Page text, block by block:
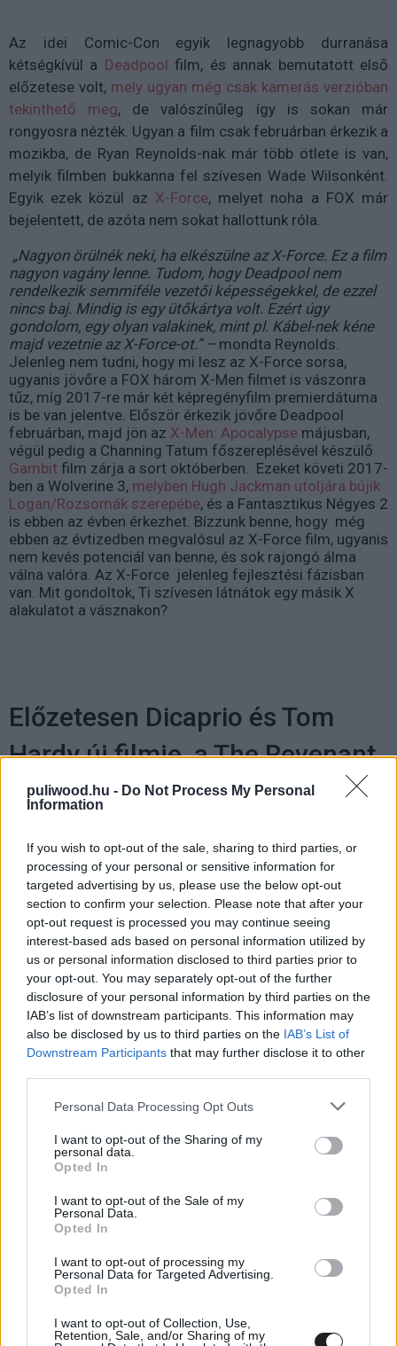
puliwood.hu - Do Not Process My Personal
Information
If you wish to opt-out of the sale, sharing to third parties, or
processing of your personal or sensitive information for
targeted advertising by us, please use the below opt-out
section to confirm your selection. Please note that after your
opt-out request is processed you may continue seeing
interest-based ads based on personal information utilized by
us or personal information disclosed to third parties prior to
your opt-out. You may separately opt-out of the further
disclosure of your personal information by third parties on the
IAB’s list of downstream participants. This information may
also be disclosed by us to third parties on the IAB’s List of
Downstream Participants that may further disclose it to other
Please note that this website/app uses one or more Google
not limited to your visit or usage behaviour. You may click to
grant or deny consent to Google and its third-party tags to
use your data for below specified purposes in below Google
consent section.
Personal Data Processing Opt Outs
I want to opt-out of the Sharing of my
personal data.
Opted In
I want to opt-out of the Sale of my
Personal Data.
Opted In
I want to opt-out of processing my
Personal Data for Targeted Advertising.
Opted In
I want to opt-out of Collection, Use,
Retention, Sale, and/or Sharing of my
Az idei Comic-Con egyik legnagyobb durranása
kétségkívül a Deadpool film, és annak bemutatott első
előzetese volt, mely ugyan még csak kamerás verzióban
tekinthető meg, de valószínűleg így is sokan már
rongyosra nézték. Ugyan a film csak februárban érkezik a
mozikba, de Ryan Reynolds-nak már több ötlete is van,
melyik filmben bukkanna fel szívesen Wade Wilsonként.
Egyik ezek közül az X-Force, melyet noha a FOX már
bejelentett, de azóta nem sokat hallottunk róla.
„Nagyon örülnék neki, ha elkészülne az X-Force. Ez a film
nagyon vagány lenne. Tudom, hogy Deadpool nem
rendelkezik semmiféle vezetői képességekkel, de ezzel
nincs baj. Mindig is egy ütőkártya volt. Ezért úgy
gondolom, egy olyan valakinek, mint pl. Kábel-nek kéne
majd vezetnie az X-Force-ot.” – mondta Reynolds.
Jelenleg nem tudni, hogy mi lesz az X-Force sorsa,
ugyanis jövőre a FOX három X-Men filmet is vászonra
tűz, míg 2017-re már két képregényfilm premierdátuma
is be van jelentve. Először érkezik jövőre Deadpool
februárban, majd jön az X-Men: Apocalypse májusban,
végül pedig a Channing Tatum főszereplésével készülő
Gambit film zárja a sort októberben. Ezeket követi 2017-
ben a Wolverine 3, melyben Hugh Jackman utoljára bújik
Logan/Rozsomák szerepébe, és a Fantasztikus Négyes 2
is ebben az évben érkezhet. Bízzunk benne, hogy még
ebben az évtizedben megvalósul az X-Force film, ugyanis
nem kevés potenciál van benne, és sok rajongó álma
válna valóra. Az X-Force jelenleg fejlesztési fázisban
van. Mit gondoltok, Ti szívesen látnátok egy másik X
alakulatot a vásznakon?
Előzetesen Dicaprio és Tom
Hardy új filmje, a The Revenant
(Frissítve)
Leonardo DiCaprio, aki A Wall Street farkasa után nem
vállalt el semmilyen szerepet,egy éves pihenőre ment
hogy újult erővel térhessen vissza. És teszi ezt nem is
akárhogyan, ugyanis elvállalta a főszerepet annak az
Alejandro González Iñárritu-nak az új filmjében, aki tavaly
Birdmannel besöpörte a Legjobb filmnek és Legjobb
rendezőnek járó Oscar-díjat is. AThe Revenantcímet
kapó alkotás egy igaz történeten alapul, mely a 19.
(Leonardo DiCaprio) csatlakozik egy prémvadász
társasághoz, akik feltérképezetlen területekre indítanak
megsérül, és társai hátrahagyják meghalni. Ám Glass
túléli, és habár minden ellene szól (sebesült, felszerelése
nincs), mégis neki vág annak a 3000 mérföldes útnak a
zord vadonban, melynek a végén ott várja a bosszú
lehetősége. Főszerepben a már említett DiCaprio mellett
feltűnik még Tom Hardy, Domnhall Gleeson, Will